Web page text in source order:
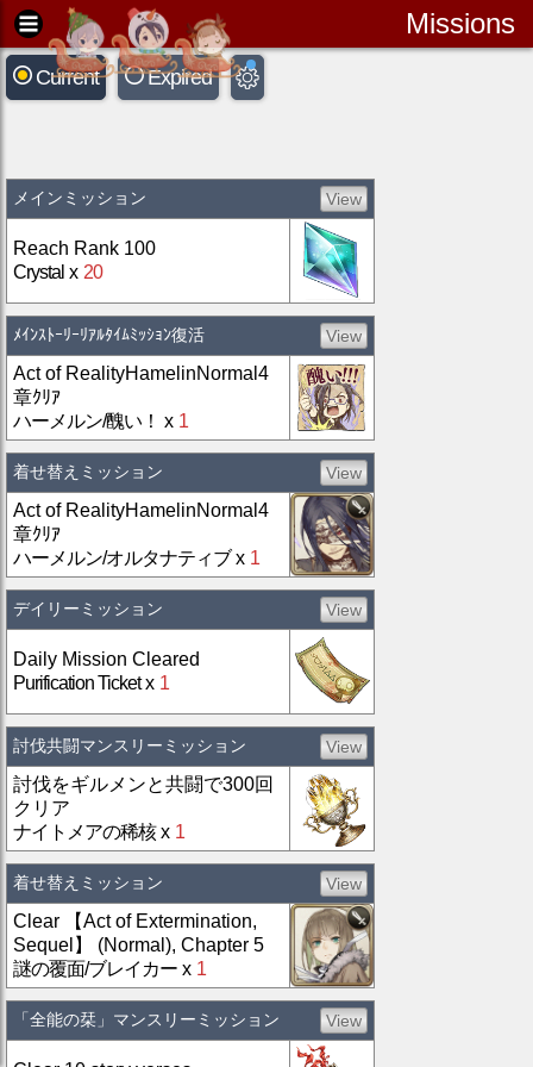
Missions
Current Expired
メインミッション View
Reach Rank 100
Crystal x 20
ﾒｲﾝｽﾄｰﾘｰﾘｱﾙﾀｲﾑﾐｯｼｮﾝ復活 View
Act of RealityHamelinNormal4
章ｸﾘｱ
ハーメルン/醜い！ x 1
着せ替えミッション View
Act of RealityHamelinNormal4
章ｸﾘｱ
ハーメルン/オルタナティブx 1
デイリーミッション View
Daily Mission Cleared
Purification Ticketx 1
討伐共闘マンスリーミッション View
討伐をギルメンと共闘で300回
クリア
ナイトメアの稀核x 1
着せ替えミッション View
Clear 【Act of Extermination,
Sequel】 (Normal), Chapter 5
謎の覆面/ブレイカー x 1
「全能の栞」マンスリーミッション View